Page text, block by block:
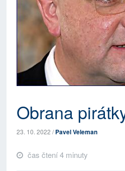
Obrana
23. 10. 2022 /Pavel Veleman
čas čtení 4 minuty